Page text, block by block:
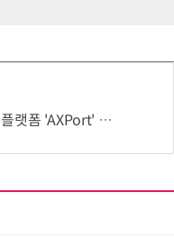
시…AX 시장 본격 공략